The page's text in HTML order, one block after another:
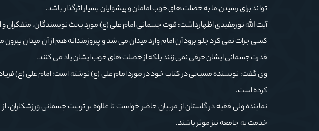
تواند برای رسیدن ما به خصلت های خوب امامان و پیشوایان بسیار اثرگذار باشد.
آیت الله نورمفیدی اظهارداشت: قوت جسمانی امام علی (ع) مورد بحث نویسندگان، متفکران
کسی جرات نمی کرد جلو برود آن امام وارد میدان می شد و پیروزمندانه هم از آن میدان
قدرت جسمانی ایشان حرفی نمی زنند بلکه از خصلت های خوب ایشان یاد می کنند.
وی گفت: نویسنده مسیحی در کتاب خود در مورد امام علی (ع) نوشته است؛ امام علی (ع)
کرده است.
نماینده ولی فقیه در گلستان از مربیان حاضر خواست تا علاوه بر تربیت جسمانی
خدمت به جامعه نیز موثر باشند.